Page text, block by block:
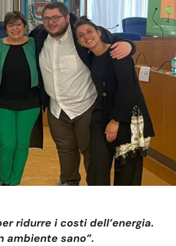
ridurre i costi dell’energia.
ambiente sano”.